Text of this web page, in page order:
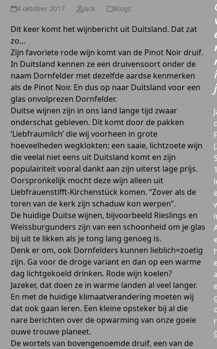
4 oktober 2017 Jack Blogs
Dit keer komt het wijnbericht uit Duitsland. Dat zat
zo…
Zijn favoriete rode wijn komt van de Pinot Noir druif.
In Duitsland kennen ze een druivensoort onder de
naam Dornfelder met dezelfde aardse kenmerken
als de Pinot Noir. En dus op naar Duitsland voor een
glas onvolprezen Dornfelder.
Duitse wijnen zijn in ons land lange tijd zwaar
onderschat gebleven. Dit komt door de pakken
‘Liebfraumilch’ die wij voorheen in grote
hoeveelheden wegklokten; een saaie, lichtzoete wijn
die veelal niet eens uit Duitsland komt en zijn
populairiteit vooral dankt aan zijn uiterst lage prijs.
Oorspronkelijk mocht deze wijn alleen uit
Liebfrauenstifft-Kirchenstück komen. “Zover als de
toren van de kerk zijn schaduw kon werpen”.
De huidige Duitse wijnen, bijvoorbeeld Rieslings en
Weissburgunders zijn van een schoonheid om je glas
bij uit te likken als je tong lang genoeg is.
Denk er om, ook Dornfelders kunnen lieblich=zoetig
zijn. Ga voor de droge variant en dan op een warme
dag lichtgekoeld drinken. Rode wijn koelen?
Jazeker, dat doen ze in warme landen al veel langer.
En met de huidige klimaatverandering moeten wij
dat ook gaan leren. Een kleine opsteker bij al die
nare berichten over de opwarming van onze goeie
ouwe trouwe planeet.
De wortels van bovengenoemde druif, een van de
i
j